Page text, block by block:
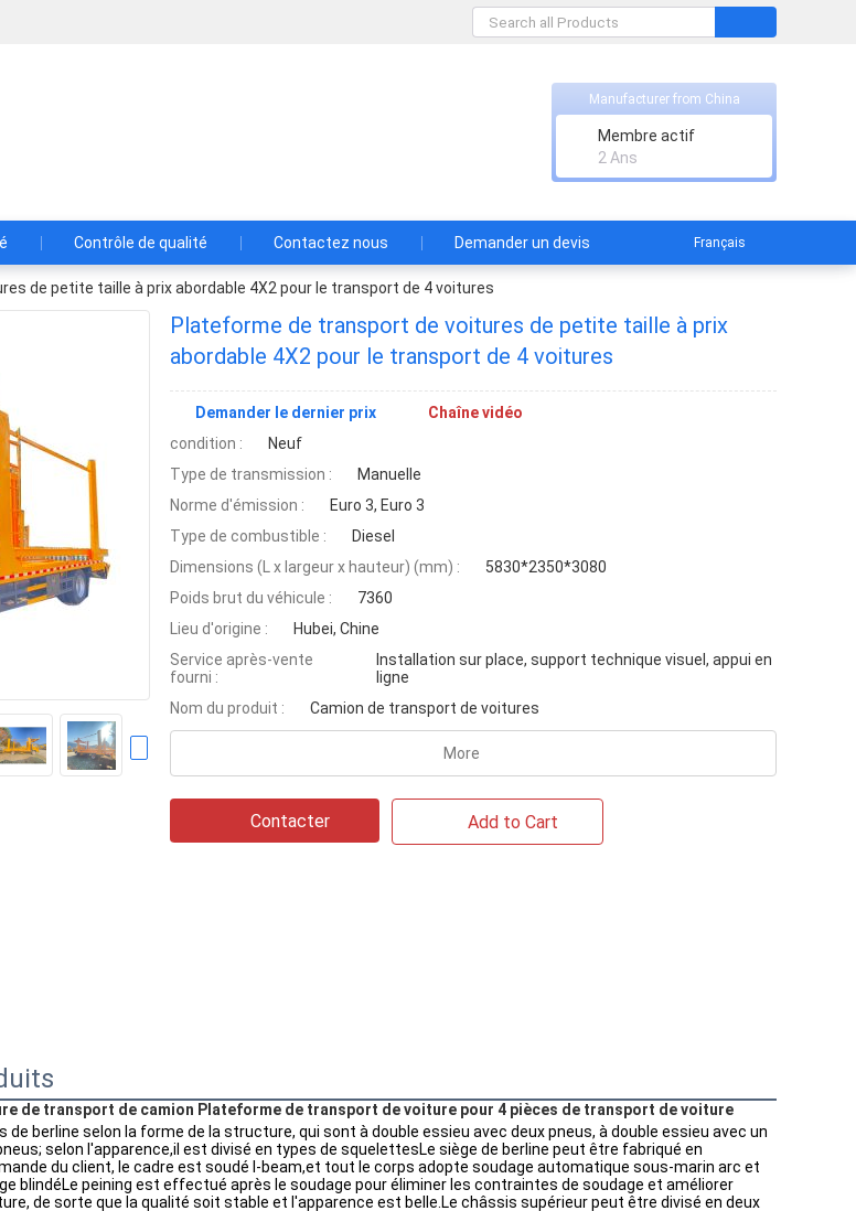
Manufacturer from China
Membre actif
2 Ans
Contrôle de qualité Contactez nous Demander un devis Français
de petite taille à prix abordable 4X2 pour le transport de 4 voitures
Plateforme de transport de voitures de petite taille à prix
abordable 4X2 pour le transport de 4 voitures
Demander le dernier prix
Chaîne vidéo
condition :
Neuf
Type de transmission :
Manuelle
Norme d'émission :
Euro 3, Euro 3
Type de combustible :
Diesel
Dimensions (L x largeur x hauteur) (mm) :
5830*2350*3080
Poids brut du véhicule :
7360
Lieu d'origine :
Hubei, Chine
Service après-vente
fourni :
Installation sur place, support technique visuel, appui en
ligne
Nom du produit :
Camion de transport de voitures
More
Contacter Add to Cart
de transport de camion Plateforme de transport de voiture pour 4 pièces de transport de voiture
de berline selon la forme de la structure, qui sont à double essieu avec deux pneus, à double essieu avec un
selon l'apparence,il est divisé en types de squelettesLe siège de berline peut être fabriqué en
du client, le cadre est soudé I-beam,et tout le corps adopte soudage automatique sous-marin arc et
blindéLe peining est effectué après le soudage pour éliminer les contraintes de soudage et améliorer
de sorte que la qualité soit stable et l'apparence est belle.Le châssis supérieur peut être divisé en deux